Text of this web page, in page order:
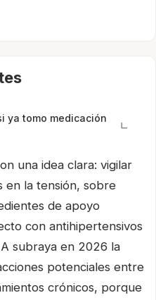
ya tomo medicación
una idea clara: vigilar
en la tensión, sobre
de apoyo
con antihipertensivos
subraya en 2026 la
potenciales entre
crónicos, porque